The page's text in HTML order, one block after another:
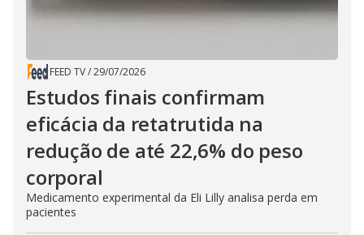
FEED TV/29/07/2026
Estudos finais confirmam
eficácia da retatrutida na
redução de até 22,6% do peso
corporal
Medicamento experimental da Eli Lilly analisa perda em
pacientes